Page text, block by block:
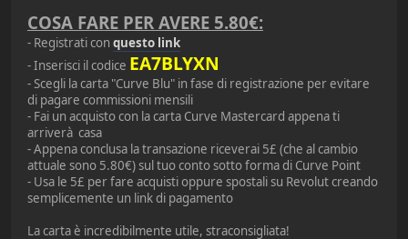
COSA FARE PER AVERE 5.80€:
- Registrati con questo link
- Inserisci il codice EA7BLYXN
- Scegli la carta "Curve Blu" in fase di registrazione per evitare
di pagare commissioni mensili
- Fai un acquisto con la carta Curve Mastercard appena ti
arriverà casa
- Appena conclusa la transazione riceverai 5£ (che al cambio
attuale sono 5.80€) sul tuo conto sotto forma di Curve Point
- Usa le 5£ per fare acquisti oppure spostali su Revolut creando
semplicemente un link di pagamento
La carta è incredibilmente utile, straconsigliata!